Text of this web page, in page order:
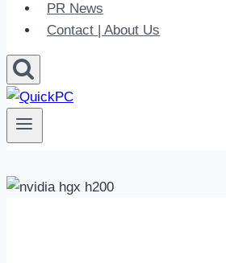
PR News
Contact | About Us